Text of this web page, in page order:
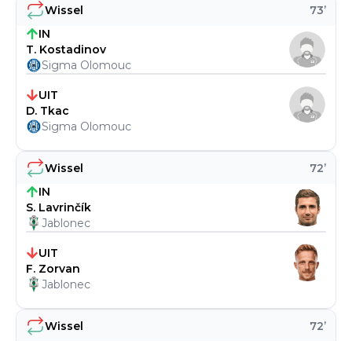
Wissel 72’
Wissel 72’
IN
S. Lavrinčík
Jablonec
UIT
F. Zorvan
Jablonec
Wissel 73’
IN
T. Kostadinov
Sigma Olomouc
UIT
D. Tkac
Sigma Olomouc